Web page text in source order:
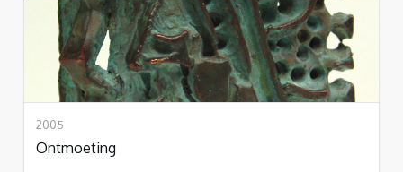
2005
Ontmoeting